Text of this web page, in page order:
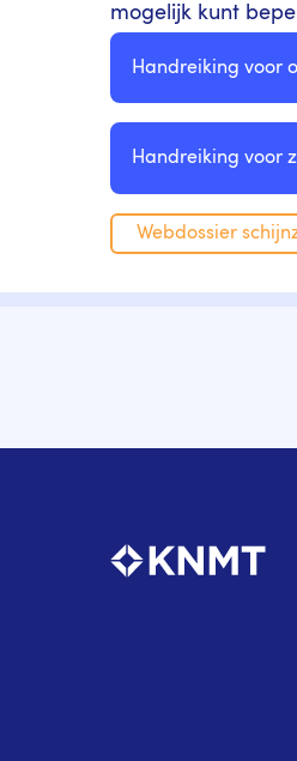
mogelijk kunt
Handreiking voor
Handreiking voor
Webdossier